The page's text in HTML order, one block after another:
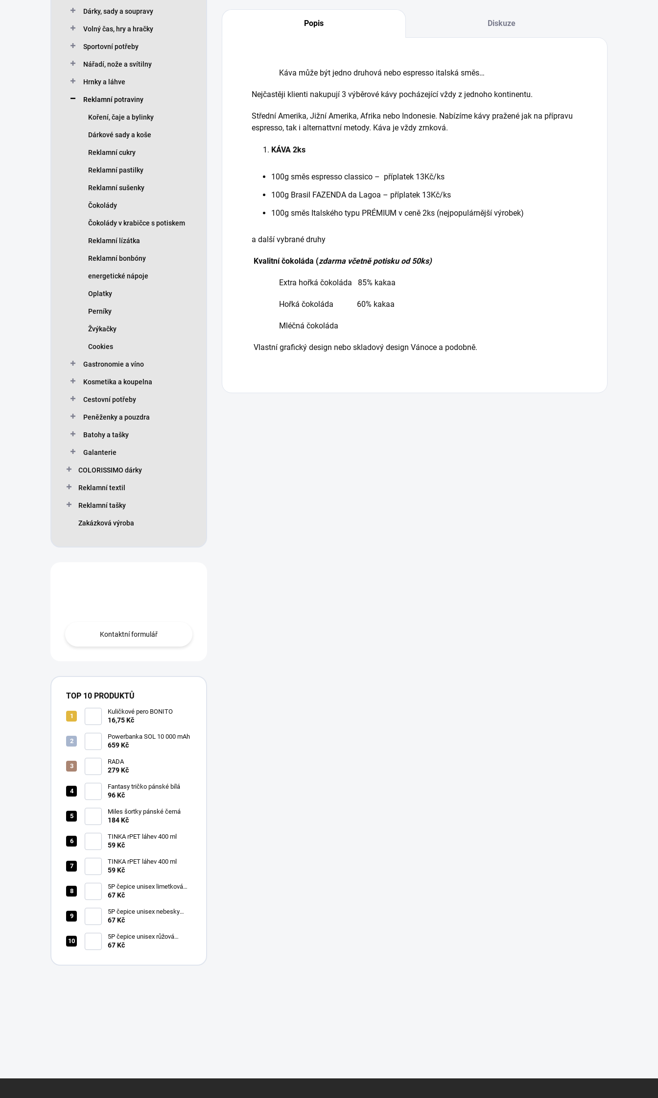
Dárky, sady a soupravy
Volný čas, hry a hračky
Sportovní potřeby
Nářadí, nože a svítilny
Hrnky a láhve
Reklamní potraviny
Koření, čaje a bylinky
Dárkové sady a koše
Reklamní cukry
Reklamní pastilky
Reklamní sušenky
Čokolády
Čokolády v krabičce s potiskem
Reklamní lízátka
Reklamní bonbóny
energetické nápoje
Oplatky
Perníky
Žvýkačky
Cookies
Gastronomie a víno
Kosmetika a koupelna
Cestovní potřeby
Peněženky a pouzdra
Batohy a tašky
Galanterie
COLORISSIMO dárky
Reklamní textil
Reklamní tašky
Zakázková výroba
Kontaktní formulář
TOP 10 PRODUKTŮ
Kuličkové pero BONITO
16,75 Kč
Powerbanka SOL 10 000 mAh
659 Kč
RADA
279 Kč
Fantasy tričko pánské bílá
96 Kč
Miles šortky pánské černá
184 Kč
TINKA rPET láhev 400 ml
59 Kč
TINKA rPET láhev 400 ml
59 Kč
5P čepice unisex limetková
nastavitelná
67 Kč
5P čepice unisex nebesky
modrá nastavitelná
67 Kč
5P čepice unisex růžová
nastavitelná
67 Kč
Popis Diskuze
Káva může být jedno druhová nebo espresso italská směs…
Nejčastěji klienti nakupují 3 výběrové kávy pocházející vždy z jednoho kontinentu.
Střední Amerika, Jižní Amerika, Afrika nebo Indonesie. Nabízíme kávy pražené jak na přípravu
espresso, tak i alternattvní metody. Káva je vždy zrnková.
KÁVA 2ks
100g směs espresso classico – příplatek 13Kč/ks
100g Brasil FAZENDA da Lagoa – příplatek 13Kč/ks
100g směs Italského typu PRÉMIUM v ceně 2ks (nejpopulárnější výrobek)
a další vybrané druhy
Kvalitní čokoláda (zdarma včetně potisku od 50ks)
Extra hořká čokoláda 85% kakaa
Hořká čokoláda 60% kakaa
Mléčná čokoláda
Vlastní grafický design nebo skladový design Vánoce a podobně.